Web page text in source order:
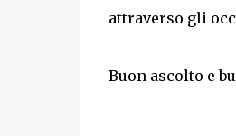
attraverso gli
Buon ascolto e